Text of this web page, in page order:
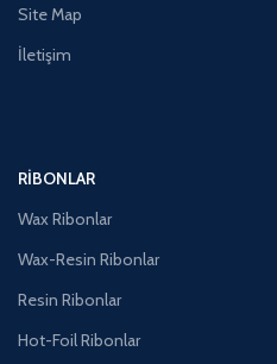
Site Map
İletişim
RIBONLAR
Wax Ribonlar
Wax-Resin Ribonlar
Resin Ribonlar
Hot-Foil Ribonlar